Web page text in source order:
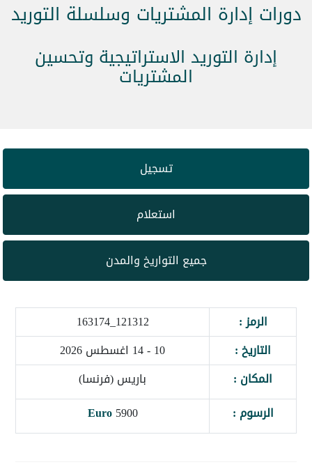
دورات إدارة المشتريات وسلسلة التوريد
إدارة التوريد الاستراتيجية وتحسين
المشتريات
تسجيل
استعلام
جميع التواريخ والمدن
الرمز :
121312_163174
التاريخ :
10 - 14 اغسطس 2026
المكان :
باريس (فرنسا)
الرسوم :
5900
Euro